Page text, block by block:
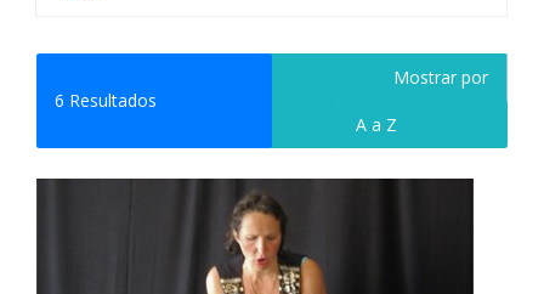
6 Resultados
Mostrar por
A a Z